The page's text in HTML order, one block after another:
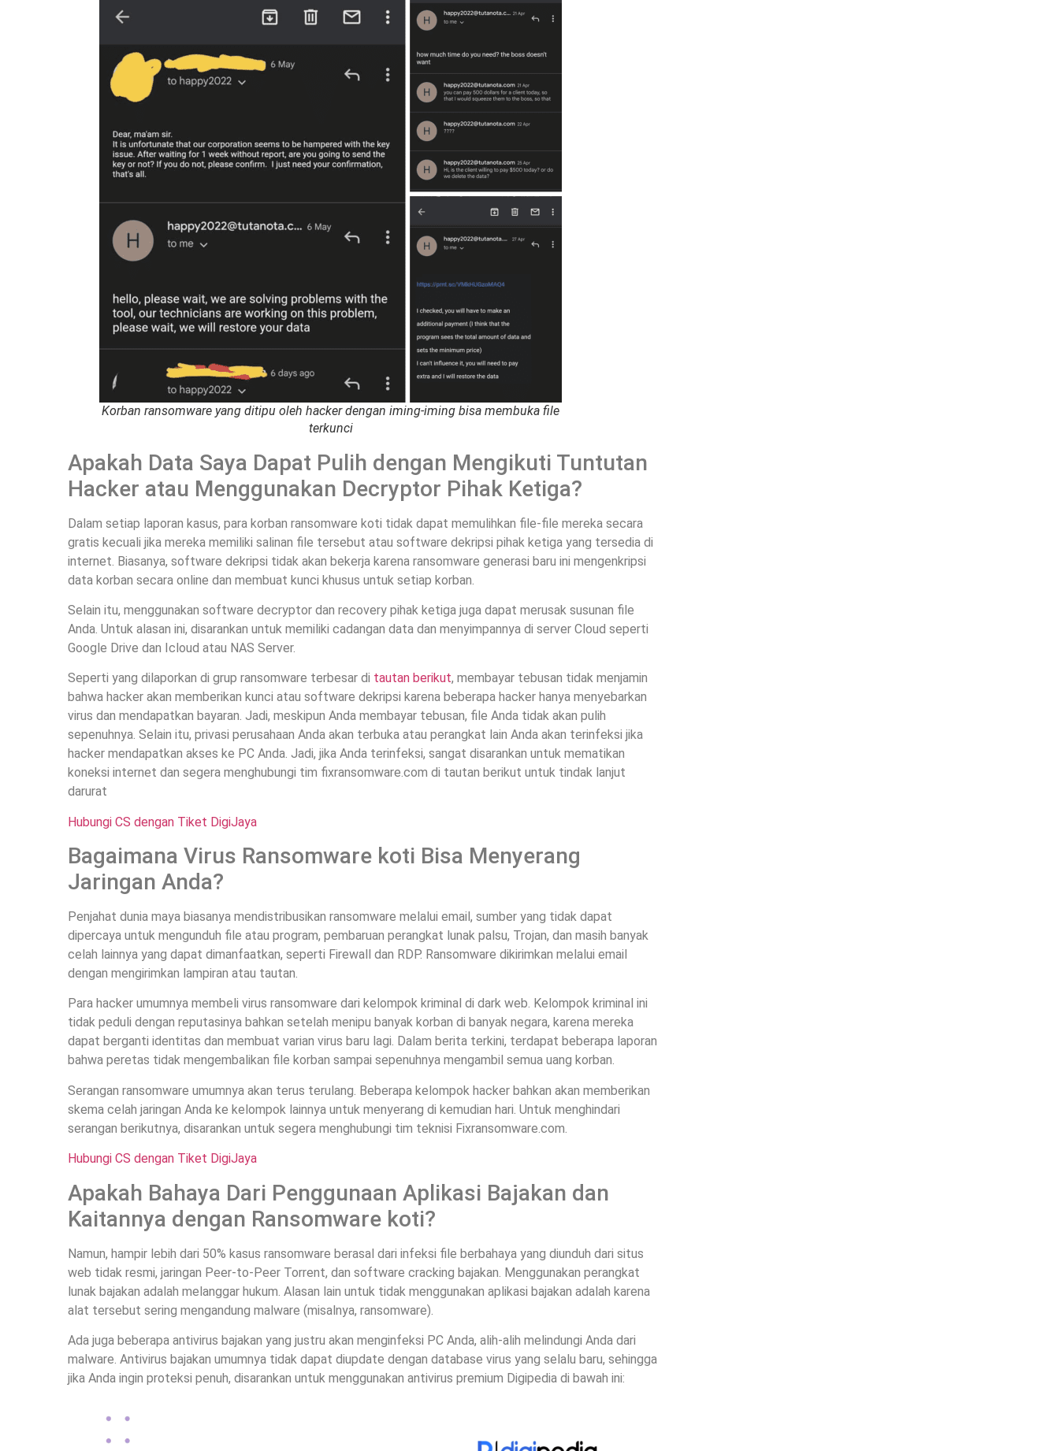
Korban ransomware yang ditipu oleh hacker dengan iming-iming bisa membuka file
terkunci
Apakah Data Saya Dapat Pulih dengan Mengikuti Tuntutan
Hacker atau Menggunakan Decryptor Pihak Ketiga?
Dalam setiap laporan kasus, para korban ransomware koti tidak dapat memulihkan file-file mereka secara
gratis kecuali jika mereka memiliki salinan file tersebut atau software dekripsi pihak ketiga yang tersedia di
internet. Biasanya, software dekripsi tidak akan bekerja karena ransomware generasi baru ini mengenkripsi
data korban secara online dan membuat kunci khusus untuk setiap korban.
Selain itu, menggunakan software decryptor dan recovery pihak ketiga juga dapat merusak susunan file
Anda. Untuk alasan ini, disarankan untuk memiliki cadangan data dan menyimpannya di server Cloud seperti
Google Drive dan Icloud atau NAS Server.
Seperti yang dilaporkan di grup ransomware terbesar di tautan berikut, membayar tebusan tidak menjamin
bahwa hacker akan memberikan kunci atau software dekripsi karena beberapa hacker hanya menyebarkan
virus dan mendapatkan bayaran. Jadi, meskipun Anda membayar tebusan, file Anda tidak akan pulih
sepenuhnya. Selain itu, privasi perusahaan Anda akan terbuka atau perangkat lain Anda akan terinfeksi jika
hacker mendapatkan akses ke PC Anda. Jadi, jika Anda terinfeksi, sangat disarankan untuk mematikan
koneksi internet dan segera menghubungi tim fixransomware.com di tautan berikut untuk tindak lanjut
darurat
Hubungi CS dengan Tiket DigiJaya
Bagaimana Virus Ransomware koti Bisa Menyerang
Jaringan Anda?
Penjahat dunia maya biasanya mendistribusikan ransomware melalui email, sumber yang tidak dapat
dipercaya untuk mengunduh file atau program, pembaruan perangkat lunak palsu, Trojan, dan masih banyak
celah lainnya yang dapat dimanfaatkan, seperti Firewall dan RDP. Ransomware dikirimkan melalui email
dengan mengirimkan lampiran atau tautan.
Para hacker umumnya membeli virus ransomware dari kelompok kriminal di dark web. Kelompok kriminal ini
tidak peduli dengan reputasinya bahkan setelah menipu banyak korban di banyak negara, karena mereka
dapat berganti identitas dan membuat varian virus baru lagi. Dalam berita terkini, terdapat beberapa laporan
bahwa peretas tidak mengembalikan file korban sampai sepenuhnya mengambil semua uang korban.
Serangan ransomware umumnya akan terus terulang. Beberapa kelompok hacker bahkan akan memberikan
skema celah jaringan Anda ke kelompok lainnya untuk menyerang di kemudian hari. Untuk menghindari
serangan berikutnya, disarankan untuk segera menghubungi tim teknisi Fixransomware.com.
Hubungi CS dengan Tiket DigiJaya
Apakah Bahaya Dari Penggunaan Aplikasi Bajakan dan
Kaitannya dengan Ransomware koti?
Namun, hampir lebih dari 50% kasus ransomware berasal dari infeksi file berbahaya yang diunduh dari situs
web tidak resmi, jaringan Peer-to-Peer Torrent, dan software cracking bajakan. Menggunakan perangkat
lunak bajakan adalah melanggar hukum. Alasan lain untuk tidak menggunakan aplikasi bajakan adalah karena
alat tersebut sering mengandung malware (misalnya, ransomware).
Ada juga beberapa antivirus bajakan yang justru akan menginfeksi PC Anda, alih-alih melindungi Anda dari
malware. Antivirus bajakan umumnya tidak dapat diupdate dengan database virus yang selalu baru, sehingga
jika Anda ingin proteksi penuh, disarankan untuk menggunakan antivirus premium Digipedia di bawah ini: